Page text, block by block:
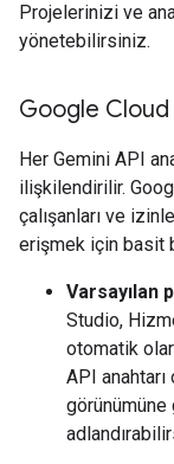
Projelerinizi ve
yönetebilirsiniz.
Google
Her Gemini API
ilişkilendirilir.
çalışanları ve
erişmek için basit
Varsayılan
Studio,
otomatik
API